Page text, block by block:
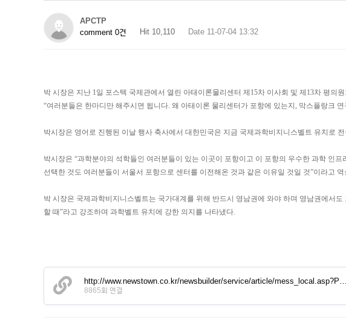
APCTP
comment 0건
Hit 10,110 Date 11-07-04 13:32
박 시장은 지난 1일 포스텍 국제관에서 열린 아태이론물리센터 제15차 이사회 및 제13차 평
“여러분들은 한마디만 해주시면 됩니다. 왜 아태이론 물리센터가 포항에 있는지, 막스플랑크
박시장은 영어로 진행된 이날 행사 축사에서 대한민국은 지금 국제과학비지니스벨트 유치로
박시장은 “과학분야의 석학들인 여러분들이 있는 이곳이 포항이고 이 포항의 우수한 과학 인
선택한 것도 여러분들이 서울서 포항으로 센터를 이전해온 것과 같은 이유일 것일 것”이라고 역
박 시장은 국제과학비지니스벨트는 국가대계를 위해 반드시 영남권에 와야 하며 영남권에서
할 때”라고 강조하며 과학벨트 유치에 강한 의지를 나타냈다.
http://www.newstown.co.kr/newsbuilder/service/article/mess_local.asp?P…
8865회 연결